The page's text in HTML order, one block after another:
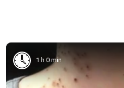
1 h 0 min